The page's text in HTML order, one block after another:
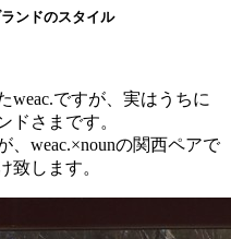
ンドのスタイル
weac.ですが、実はうちに
ドさまです。
、weac.×nounの関西ペアで
致します。